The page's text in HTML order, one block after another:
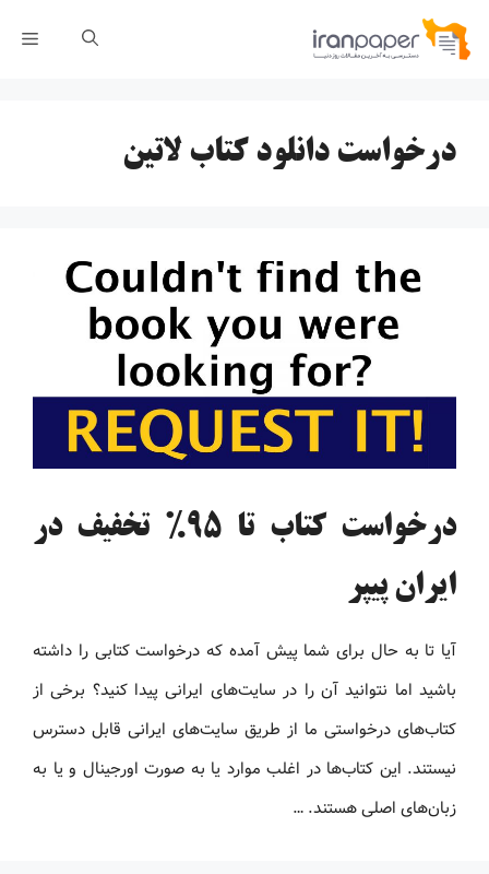
پرش
درخواست دانلود کتاب لاتین
درخواست کتاب تا 95% تخفیف در
ایران پیپر
آیا تا به حال برای شما پیش آمده که درخواست کتابی را داشته
باشید اما نتوانید آن را در سایت‌های ایرانی پیدا کنید؟ برخی از
کتاب‌های درخواستی ما از طریق سایت‌های ایرانی قابل دسترس
نیستند. این کتاب‌ها در اغلب موارد یا به صورت اورجینال و یا به
زبان‌های اصلی هستند. …